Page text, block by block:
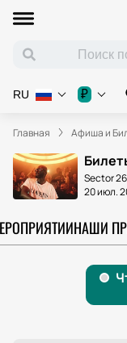
RU ₽
Главная Афиша и
Sector 26
20 июл.
НАШИ